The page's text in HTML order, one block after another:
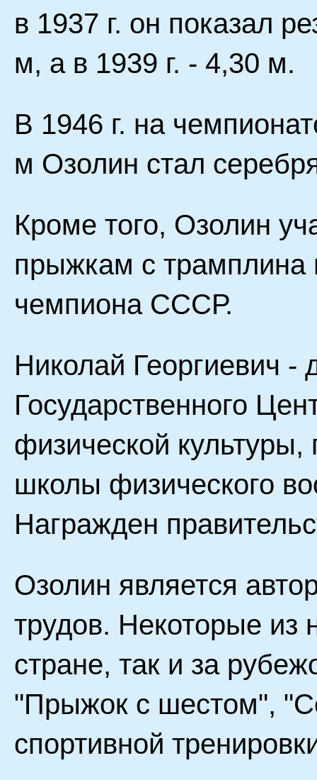
в 1937 г. он показал
м, а в 1939 г. - 4,30 м.
В 1946 г. на
м Озолин стал
Кроме того, Озолин
прыжкам с трамплина
чемпиона СССР.
Николай Георгиевич -
Государственного
физической
школы физического
Награжден
Озолин является
трудов. Некоторые из
стране, так и за
"Прыжок с шестом",
спортивной